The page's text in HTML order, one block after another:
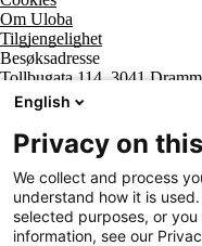
Om Uloba
Tilgjengelighet
Besøksadresse
Tollbugata 114, 3041
Postadresse
Postboks 2474 Strømsø,
Supportsenter tlf
800 20 202
Sentralbord tlf
32 20 59 10
Organisasjonsnummer
963 890 095
English
Privacy on
We collect and process
understand how it is
selected purposes, or
information, see our